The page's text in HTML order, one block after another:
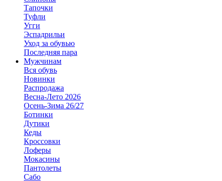
Тапочки
Туфли
Угги
Эспадрильи
Уход за обувью
Последняя пара
Мужчинам
Вся обувь
Новинки
Распродажа
Весна-Лето 2026
Осень-Зима 26/27
Ботинки
Дутики
Кеды
Кроссовки
Лоферы
Мокасины
Пантолеты
Сабо